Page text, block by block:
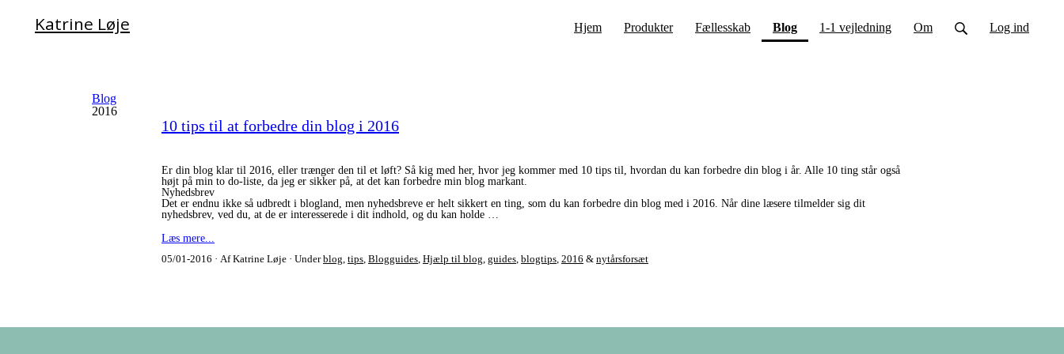
Katrine Løje Hjem Produkter Fællesskab Blog(current)1-1 vejledning Om Log ind
Blog
2016
10 tips til at forbedre din blog i 2016
Er din blog klar til 2016, eller trænger den til et løft? Så kig med her, hvor jeg kommer med 10 tips til, hvordan du kan forbedre din blog i år. Alle 10 ting står også
højt på min to do-liste, da jeg er sikker på, at det kan forbedre min blog markant.
Nyhedsbrev
Det er endnu ikke så udbredt i blogland, men nyhedsbreve er helt sikkert en ting, som du kan forbedre din blog med i 2016. Når dine læsere tilmelder sig dit
nyhedsbrev, ved du, at de er interesserede i dit indhold, og du kan holde …
Læs mere...
05/01-2016
Af Katrine Løje Underblog, tips, Blogguides, Hjælp til blog, guides, blogtips, 2016 & nytårsforsæt